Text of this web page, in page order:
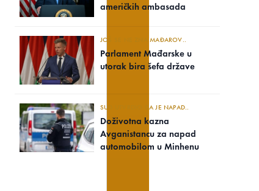
američkih ambasada
JOŠ SE NE ZNA MAĐAROV..
Parlament Mađarske u
utorak bira šefa države
SUD UTVRDIO DA JE NAPAD..
Doživotna kazna
Avganistancu za napad
automobilom u Minhenu